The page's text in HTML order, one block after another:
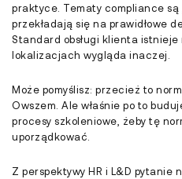
praktyce. Tematy compliance są
przekładają się na prawidłowe
Standard obsługi klienta
lokalizacjach wygląda inaczej.
Może pomyślisz: przecież to
Owszem. Ale właśnie po to
procesy szkoleniowe, żeby tę
uporządkować.
Z perspektywy HR i L&D pytanie